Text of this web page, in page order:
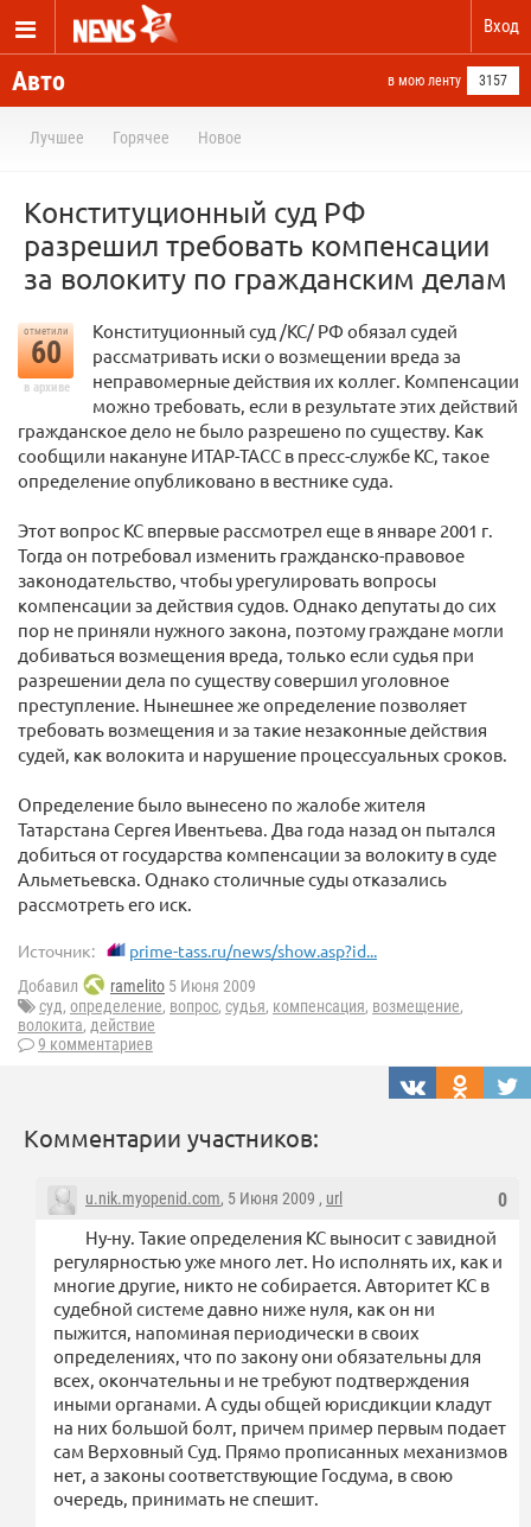
Вход
Авто в мою ленту 3157
Лучшее Горячее Новое
Конституционный суд РФ
разрешил требовать компенсации
за волокиту по гражданским делам
отметили
60
в архиве
Конституционный суд /КС/ РФ обязал судей
рассматривать иски о возмещении вреда за
неправомерные действия их коллег. Компенсации
можно требовать, если в результате этих действий
гражданское дело не было разрешено по существу. Как
сообщили накануне ИТАР-ТАСС в пресс-службе КС, такое
определение опубликовано в вестнике суда.
Этот вопрос КС впервые рассмотрел еще в январе 2001 г.
Тогда он потребовал изменить гражданско-правовое
законодательство, чтобы урегулировать вопросы
компенсации за действия судов. Однако депутаты до сих
пор не приняли нужного закона, поэтому граждане могли
добиваться возмещения вреда, только если судья при
разрешении дела по существу совершил уголовное
преступление. Нынешнее же определение позволяет
требовать возмещения и за такие незаконные действия
судей, как волокита и нарушение процессуальных сроков.
Определение было вынесено по жалобе жителя
Татарстана Сергея Ивентьева. Два года назад он пытался
добиться от государства компенсации за волокиту в суде
Альметьевска. Однако столичные суды отказались
рассмотреть его иск.
Источник: prime-tass.ru/news/show.asp?id...
Добавил ramelito 5 Июня 2009
суд, определение, вопрос, судья, компенсация, возмещение,
волокита, действие
9 комментариев
Комментарии участников:
0
u.nik.myopenid.com, 5 Июня 2009 , url
Ну-ну. Такие определения КС выносит с завидной
регулярностью уже много лет. Но исполнять их, как и
многие другие, никто не собирается. Авторитет КС в
судебной системе давно ниже нуля, как он ни
пыжится, напоминая периодически в своих
определениях, что по закону они обязательны для
всех, окончательны и не требуют подтверждения
иными органами. А суды общей юрисдикции кладут
на них большой болт, причем пример первым подает
сам Верховный Суд. Прямо прописанных механизмов
нет, а законы соответствующие Госдума, в свою
очередь, принимать не спешит.